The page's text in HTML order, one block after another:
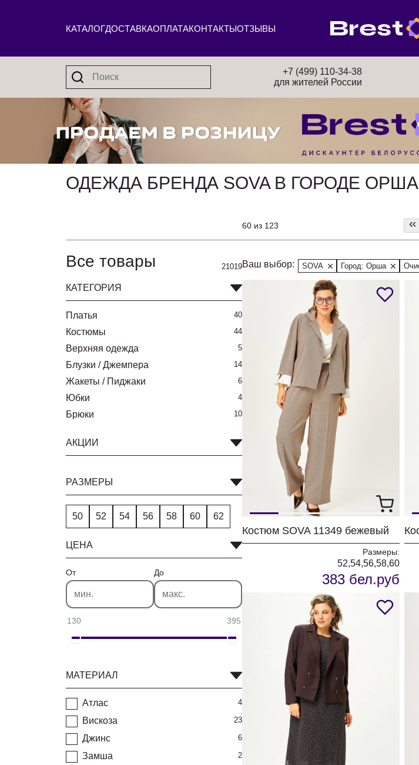
КАТАЛОГДОСТАВКАОПЛАТАКОНТАКТЫОТЗЫВЫ
+7 (499) 110-34-38
для жителей России
ОДЕЖДА БРЕНДА SOVA В ГОРОДЕ ОРША
60 из 123
Все товары 21019
КАТЕГОРИЯ
Платья 40
Костюмы 44
Верхняя одежда 5
Блузки / Джемпера 14
Жакеты / Пиджаки 6
Юбки 4
Брюки 10
АКЦИИ
РАЗМЕРЫ
50 52 54 56 58 60 62
ЦЕНА
От До
130 395
МАТЕРИАЛ
Атлас 4
Вискоза 23
Джинс 6
Замша 2
Ваш выбор: SOVA Город: Орша
Костюм SOVA 11349 бежевый
Размеры:
52,54,56,58,60
383 бел.руб